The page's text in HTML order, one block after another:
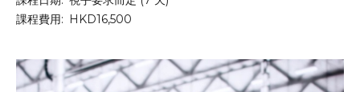
課程費用: HKD16,500